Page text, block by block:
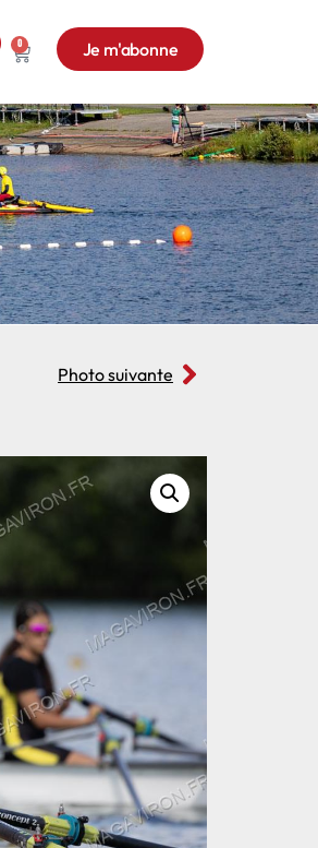
0 Je m'abonne
Photo suivante